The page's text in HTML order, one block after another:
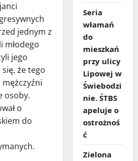
jednym z
młodego
jego
się, że tego
osoby.
o
do
Seria
włamań
do
mieszkań
przy ulicy
Lipowej w
Świebodzi
nie. ŚTBS
apeluje o
ostrożnoś
ć
Zielona